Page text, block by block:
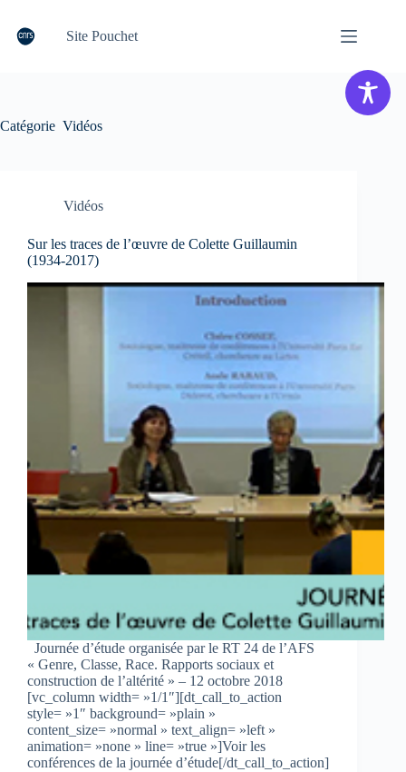
contenu
Site Pouchet
Catégorie Vidéos
Vidéos
Sur les traces de l’œuvre de Colette Guillaumin
(1934-2017)
Journée d’étude organisée par le RT 24 de l’AFS
« Genre, Classe, Race. Rapports sociaux et
construction de l’altérité » – 12 octobre 2018
[vc_column width= »1/1″][dt_call_to_action
style= »1″ background= »plain »
content_size= »normal » text_align= »left »
animation= »none » line= »true »]Voir les
conférences de la journée d’étude[/dt_call_to_action]